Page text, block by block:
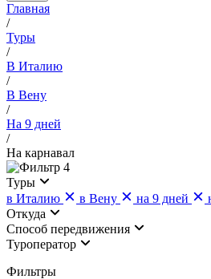
Главная
/
Туры
/
В Италию
/
В Вену
/
На 9 дней
/
На карнавал
4
Туры
в Италию
в Вену на 9 дней
Откуда
Cпособ передвижения
Туроператор
Фильтры